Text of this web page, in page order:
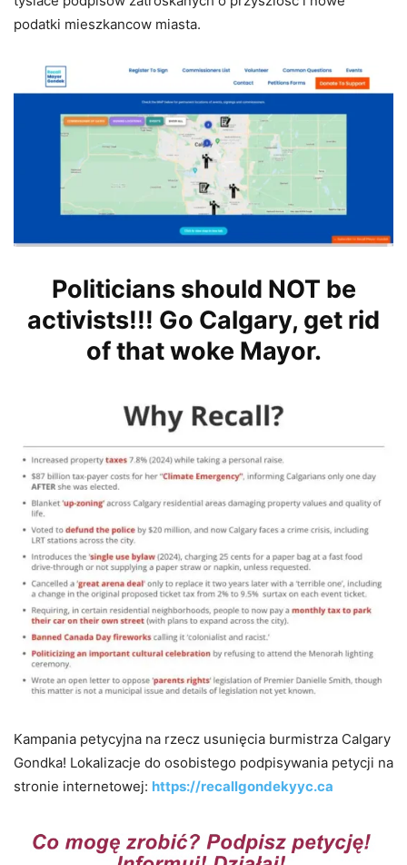
podatki mieszkancow miasta.
Politicians should NOT be
activists!!! Go Calgary, get rid
of that woke Mayor.
Kampania petycyjna na rzecz usunięcia burmistrza Calgary
Gondka! Lokalizacje do osobistego podpisywania petycji na
stronie internetowej: https://recallgondekyyc.ca